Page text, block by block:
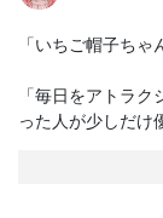
「いちご帽子ちゃ
「毎日をアトラ
った人が少しだけ